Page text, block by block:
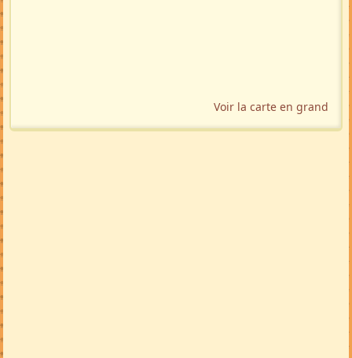
Voir la carte en grand